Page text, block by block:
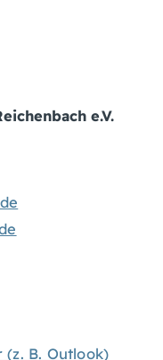
e.V.
(z. B. Outlook)